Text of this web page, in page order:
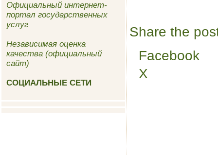
Официальный интернет-
портал государственных
услуг
Независимая оценка
качества (официальный
сайт)
СОЦИАЛЬНЫЕ СЕТИ
Share the
Facebook
X